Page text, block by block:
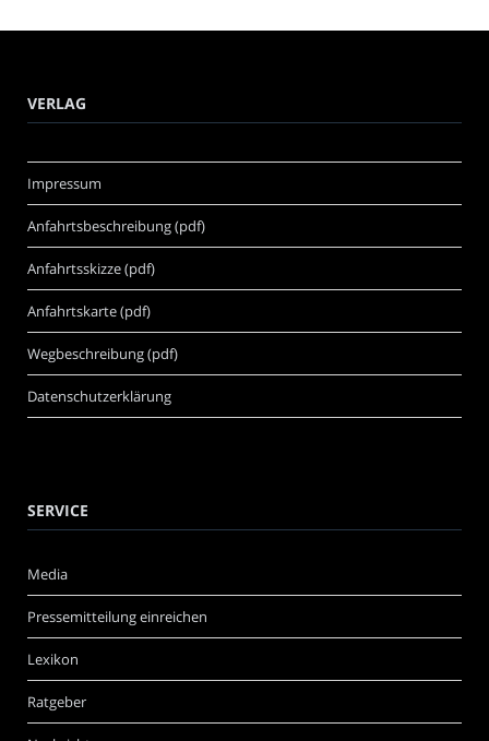
VERLAG
Impressum
Anfahrtsbeschreibung (pdf)
Anfahrtsskizze (pdf)
Anfahrtskarte (pdf)
Wegbeschreibung (pdf)
Datenschutzerklärung
SERVICE
Media
Pressemitteilung einreichen
Lexikon
Ratgeber